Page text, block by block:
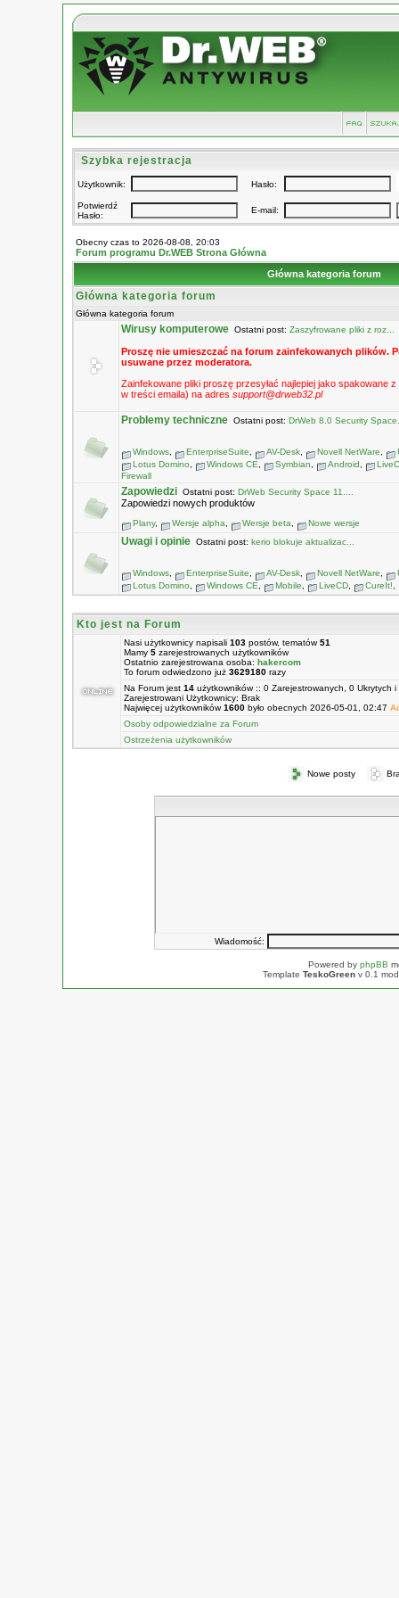
Szybka rejestracja
Użytkownik: Hasło:
Potwierdź
Hasło:
E-mail:
Obecny czas to 2026-08-08, 20:03
Forum programu Dr.WEB Strona Główna
Główna kategoria forum
Główna kategoria forum
Główna kategoria forum
Wirusy komputerowe Ostatni post: Zaszyfrowane pliki z roz...
Proszę nie umieszczać na forum zainfekowanych plików.
usuwane przez moderatora.
Zainfekowane pliki proszę przesyłać najlepiej jako spakowane
w treści emaila) na adres support@drweb32.pl
Problemy techniczne Ostatni post: DrWeb 8.0 Security
Windows EnterpriseSuite AV-Desk Novell NetWare
Lotus Domino
Windows CE Symbian Android
Firewall
Zapowiedzi Ostatni post: DrWeb Security Space 11....
Zapowiedzi nowych produktów
Plany, Wersje alpha Wersje beta Nowe wersje
Uwagi i opinie Ostatni post: kerio blokuje aktualizac...
Windows EnterpriseSuite AV-Desk Novell NetWare
Lotus Domino
Windows CE Mobile LiveCD CureIt!
Kto jest na Forum
Nasi użytkownicy napisali 103 postów, tematów51
Mamy 5 zarejestrowanych użytkowników
Ostatnio zarejestrowana osoba: hakercom
To forum odwiedzono już 3629180 razy
Na Forum jest 14 użytkowników :: 0 Zarejestrowanych, 0 Ukrytych i
Zarejestrowani Użytkownicy: Brak
Najwięcej użytkowników1600 było obecnych 2026-05-01, 02:47
Osoby odpowiedzialne za Forum
Ostrzeżenia użytkowników
Nowe posty
Wiadomość:
Powered by phpBB
Template TeskoGreen v 0.1